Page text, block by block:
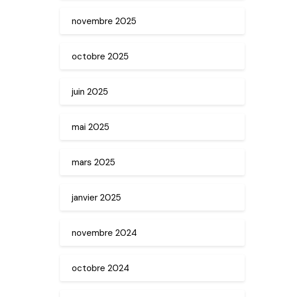
novembre 2025
octobre 2025
juin 2025
mai 2025
mars 2025
janvier 2025
novembre 2024
octobre 2024